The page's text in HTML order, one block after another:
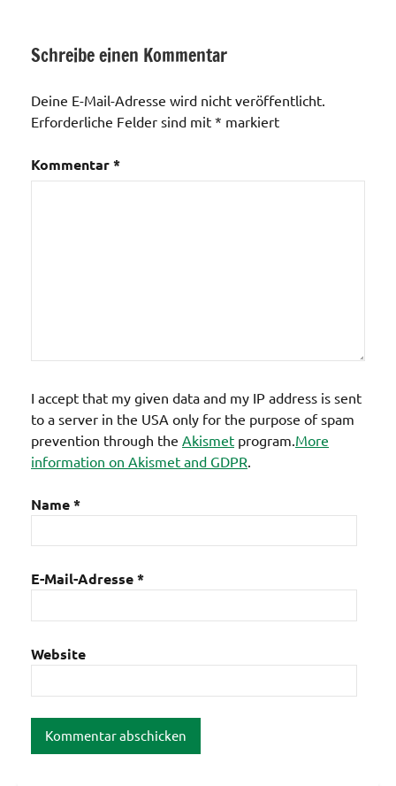
Schreibe einen Kommentar
Deine E-Mail-Adresse wird nicht veröffentlicht.
Erforderliche Felder sind mit * markiert
Kommentar*
I accept that my given data and my IP address is sent
to a server in the USA only for the purpose of spam
prevention through the Akismet program. More
information on Akismet and GDPR
Name*
E-Mail-Adresse*
Website